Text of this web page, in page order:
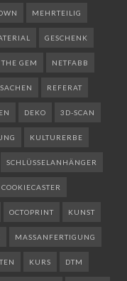
MEHRTEILIG
GESCHENK
THE GEM NETFABB
REFERAT
DEKO 3D-SCAN
KULTURERBE
SCHLÜSSELANHÄNGER
COOKIECASTER
OCTOPRINT KUNST
MASSANFERTIGUNG
KURS DTM